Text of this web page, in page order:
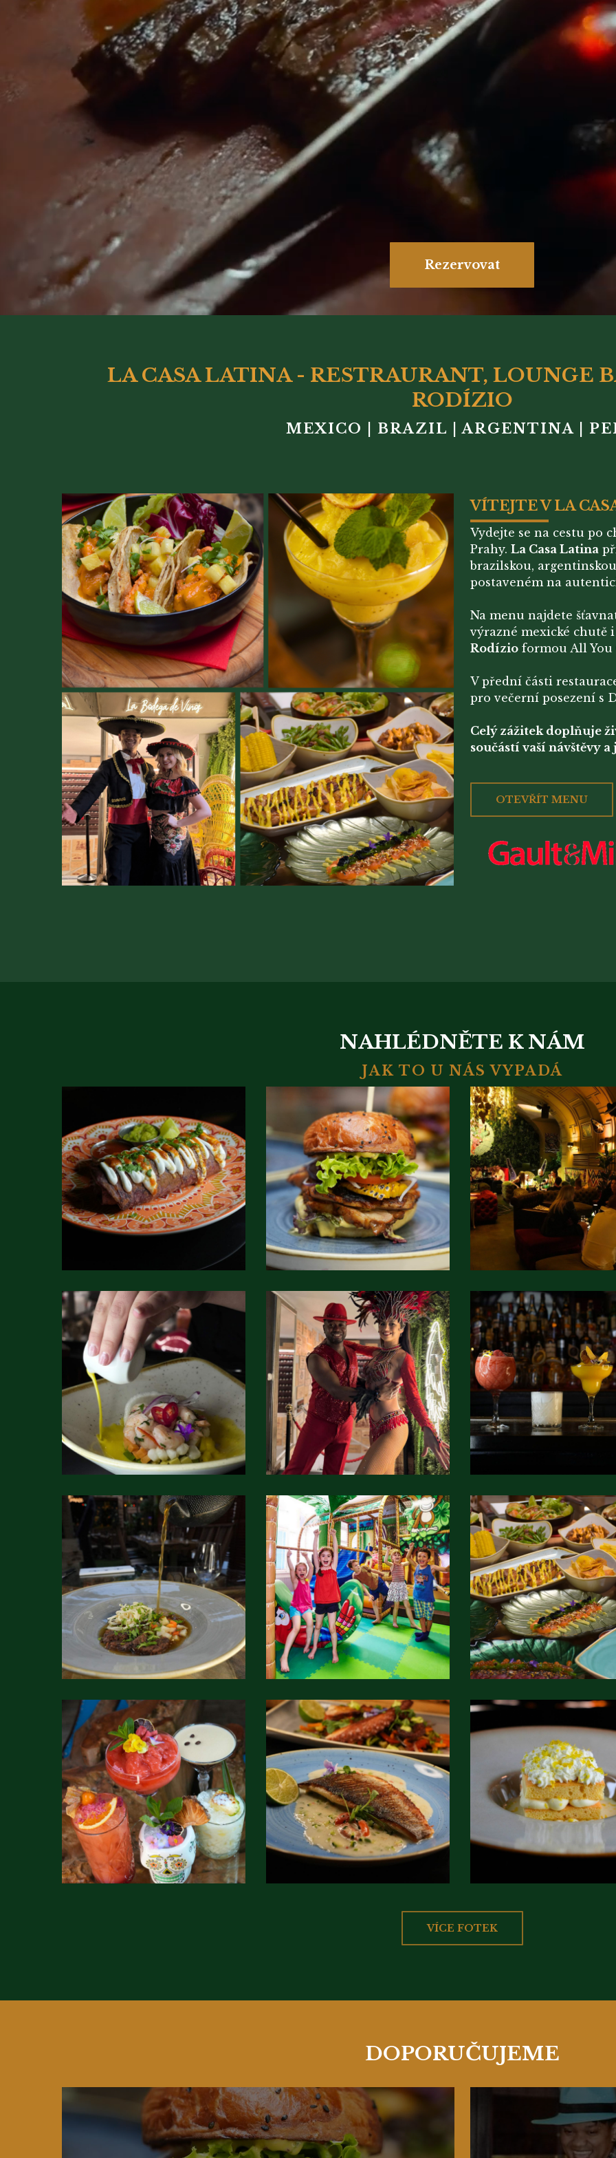
Rezervovat
LA CASA LATINA - RESTRAURANT, LOUNGE
RODÍZIO
MEXICO | BRAZIL | ARGENTINA |
VÍTEJTE V LA
Vydejte se na cestu po
Prahy. La Casa Latina
brazilskou,
postaveném na
Na menu najdete
výrazné mexické chutě
Rodízioformou All You
V přední části
pro večerní posezení s
Celý zážitek doplňuje
součástí vaší návštěvy
OTEVŘÍT MENU
NAHLÉDNĚTE K NÁM
JAK TO U NÁS VYPADÁ
VÍCE FOTEK
DOPORUČUJEME